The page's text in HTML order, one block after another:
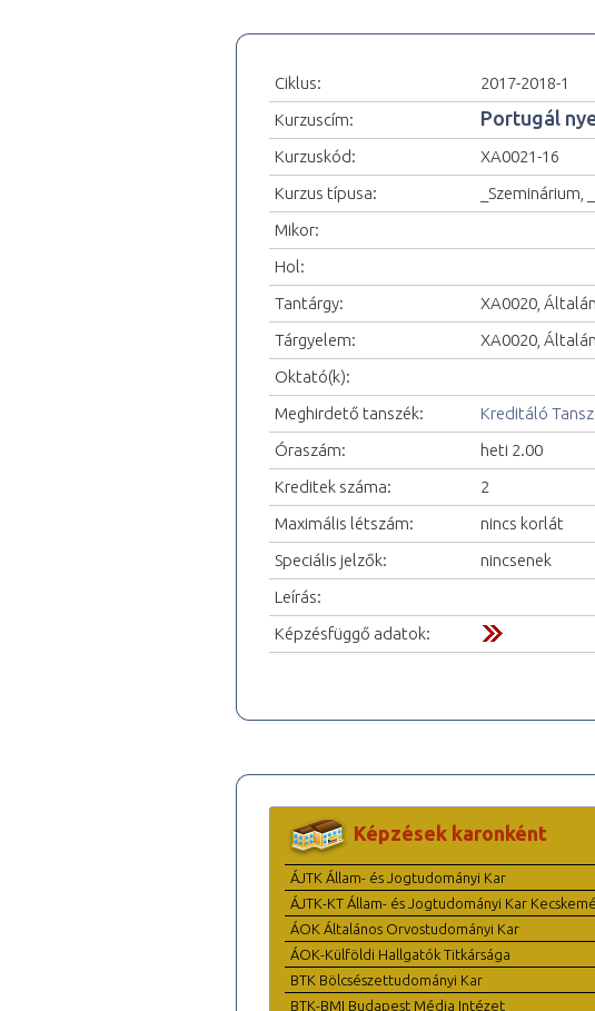
Ciklus:
2017-2018-1
Kurzuscím:
Portugál
Kurzuskód:
XA0021-16
Kurzus típusa:
_Szeminárium,
Mikor:
Hol:
Tantárgy:
XA0020,
Tárgyelem:
XA0020,
Oktató(k):
Meghirdető tanszék:
Kreditáló
Óraszám:
heti 2.00
Kreditek száma:
2
Maximális létszám:
nincs korlát
Speciális jelzők:
nincsenek
Leírás:
Képzésfüggő adatok:
Képzések karonként
ÁJTK Állam- és Jogtudományi Kar
ÁJTK-KT Állam- és Jogtudományi Kar
ÁOK Általános Orvostudományi Kar
ÁOK-Külföldi Hallgatók Titkársága
BTK Bölcsészettudományi Kar
BTK-BMI Budapest Média Intézet